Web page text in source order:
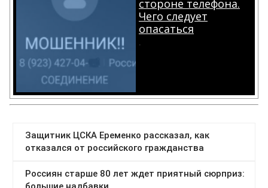
стороне телефона.
Чего следует
опасаться
.